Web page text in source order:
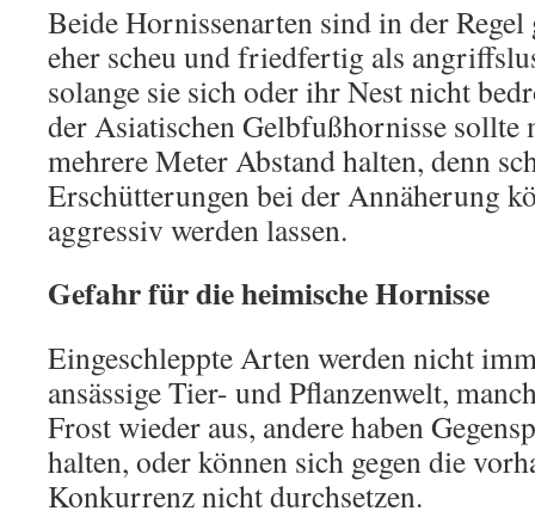
Beide Hornissenarten sind in der Regel
eher scheu und friedfertig als
solange sie sich oder ihr Nest nicht
der Asiatischen Gelbfußhornisse sollte
mehrere Meter Abstand halten, denn
Erschütterungen bei der Annäherung
aggressiv werden lassen.
Gefahr für die heimische Hornisse
Eingeschleppte Arten werden nicht
ansässige Tier- und Pflanzenwelt,
Frost wieder aus, andere haben
halten, oder können sich gegen die
Konkurrenz nicht durchsetzen.